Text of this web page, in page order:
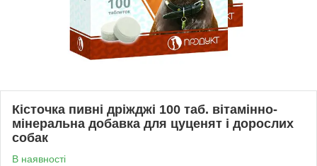
Кісточка пивні дріжджі 100 таб. вітамінно-
мінеральна добавка для цуценят і дорослих
собак
В наявності